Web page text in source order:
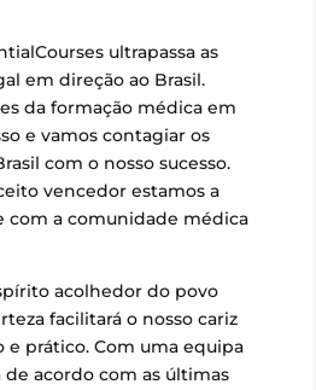
ultrapassa as
em direção ao Brasil.
da formação médica em
e vamos contagiar os
com o nosso sucesso.
vencedor estamos a
com a comunidade médica
acolhedor do povo
facilitará o nosso cariz
prático. Com uma equipa
de acordo com as últimas